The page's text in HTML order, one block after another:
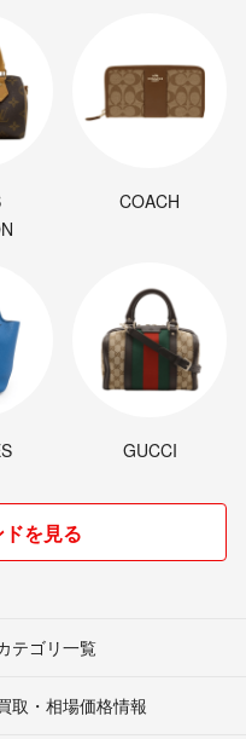
COACH
GUCCI
を見る
テゴリ一覧
取・相場価格情報